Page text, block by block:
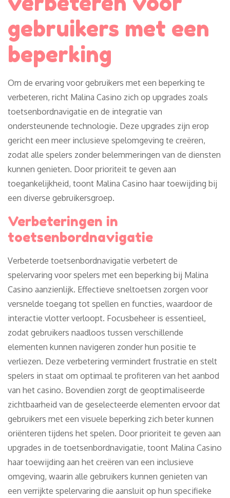
gebruikers met een
beperking
Om de ervaring voor gebruikers met een beperking te
verbeteren, richt Malina Casino zich op upgrades zoals
toetsenbordnavigatie en de integratie van
ondersteunende technologie. Deze upgrades zijn erop
gericht een meer inclusieve spelomgeving te creëren,
zodat alle spelers zonder belemmeringen van de diensten
kunnen genieten. Door prioriteit te geven aan
toegankelijkheid, toont Malina Casino haar toewijding bij
een diverse gebruikersgroep.
Verbeteringen in
toetsenbordnavigatie
Verbeterde toetsenbordnavigatie verbetert de
spelervaring voor spelers met een beperking bij Malina
Casino aanzienlijk. Effectieve sneltoetsen zorgen voor
versnelde toegang tot spellen en functies, waardoor de
interactie vlotter verloopt. Focusbeheer is essentieel,
zodat gebruikers naadloos tussen verschillende
elementen kunnen navigeren zonder hun positie te
verliezen. Deze verbetering vermindert frustratie en stelt
spelers in staat om optimaal te profiteren van het aanbod
van het casino. Bovendien zorgt de geoptimaliseerde
zichtbaarheid van de geselecteerde elementen ervoor dat
gebruikers met een visuele beperking zich beter kunnen
oriënteren tijdens het spelen. Door prioriteit te geven aan
upgrades in de toetsenbordnavigatie, toont Malina Casino
haar toewijding aan het creëren van een inclusieve
omgeving, waarin alle gebruikers kunnen genieten van
een verrijkte spelervaring die aansluit op hun specifieke